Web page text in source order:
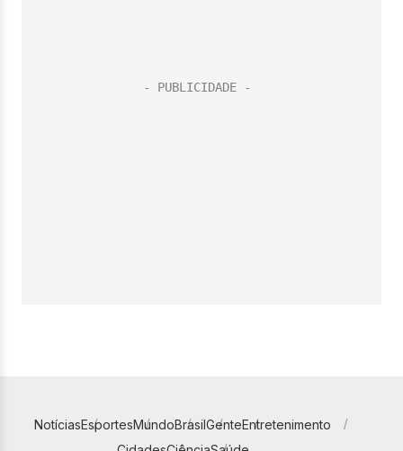
NotíciasEsportesMundoBrasilGenteEntretenimento